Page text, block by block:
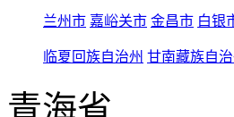
兰州市 嘉峪关市 金昌市 白银
临夏回族自治州 甘南藏族自治
青海省